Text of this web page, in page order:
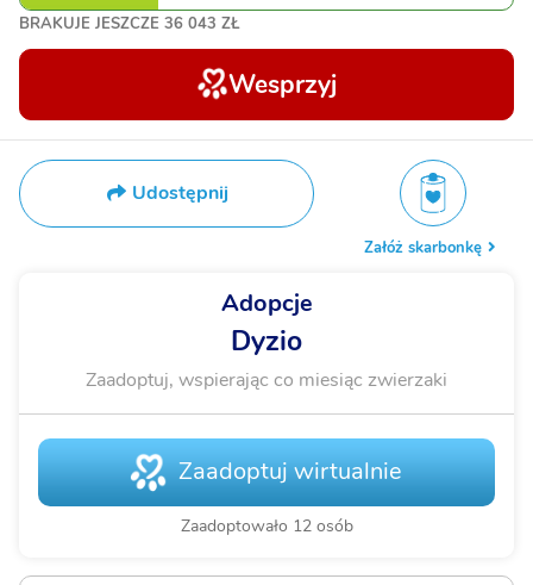
BRAKUJE JESZCZE 36 043 ZŁ
Wesprzyj
Udostępnij
Załóż skarbonkę
Adopcje
Dyzio
Zaadoptuj, wspierając co miesiąc zwierzaki
Zaadoptuj wirtualnie
Zaadoptowało 12 osób